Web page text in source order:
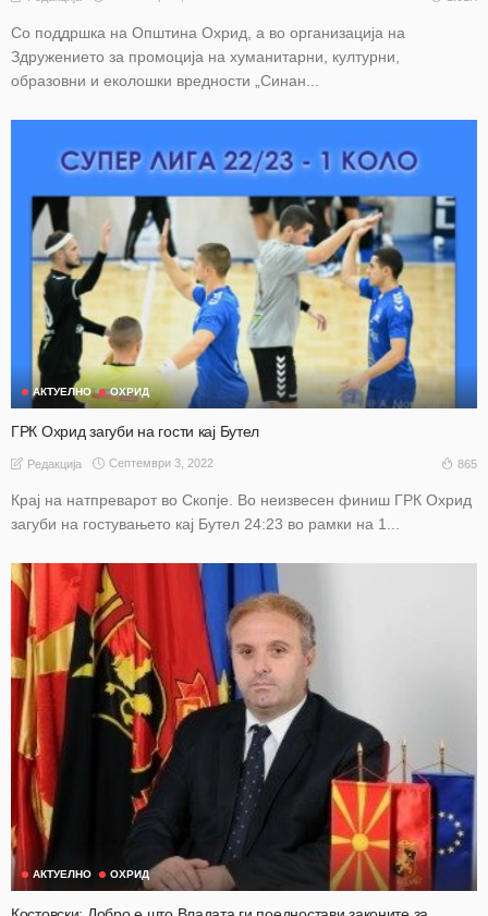
Со поддршка на Општина Охрид, а во организација на
Здружението за промоција на хуманитарни, културни,
образовни и еколошки вредности „Синан...
АКТУЕЛНО ОХРИД
ГРК Охрид загуби на гости кај Бутел
Редакција Септември 3, 2022 865
Крај на натпреварот во Скопје. Во неизвесен финиш ГРК Охрид
загуби на гостувањето кај Бутел 24:23 во рамки на 1...
АКТУЕЛНО ОХРИД